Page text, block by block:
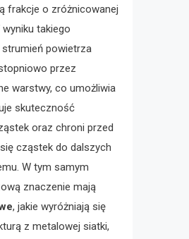
frakcje o zróżnicowanej
takiego
powietrza
przez
warstwy, co umożliwia
skuteczność
oraz chroni przed
cząstek do dalszych
W tym samym
znaczenie mają
, jakie wyróżniają się
z metalowej siatki,